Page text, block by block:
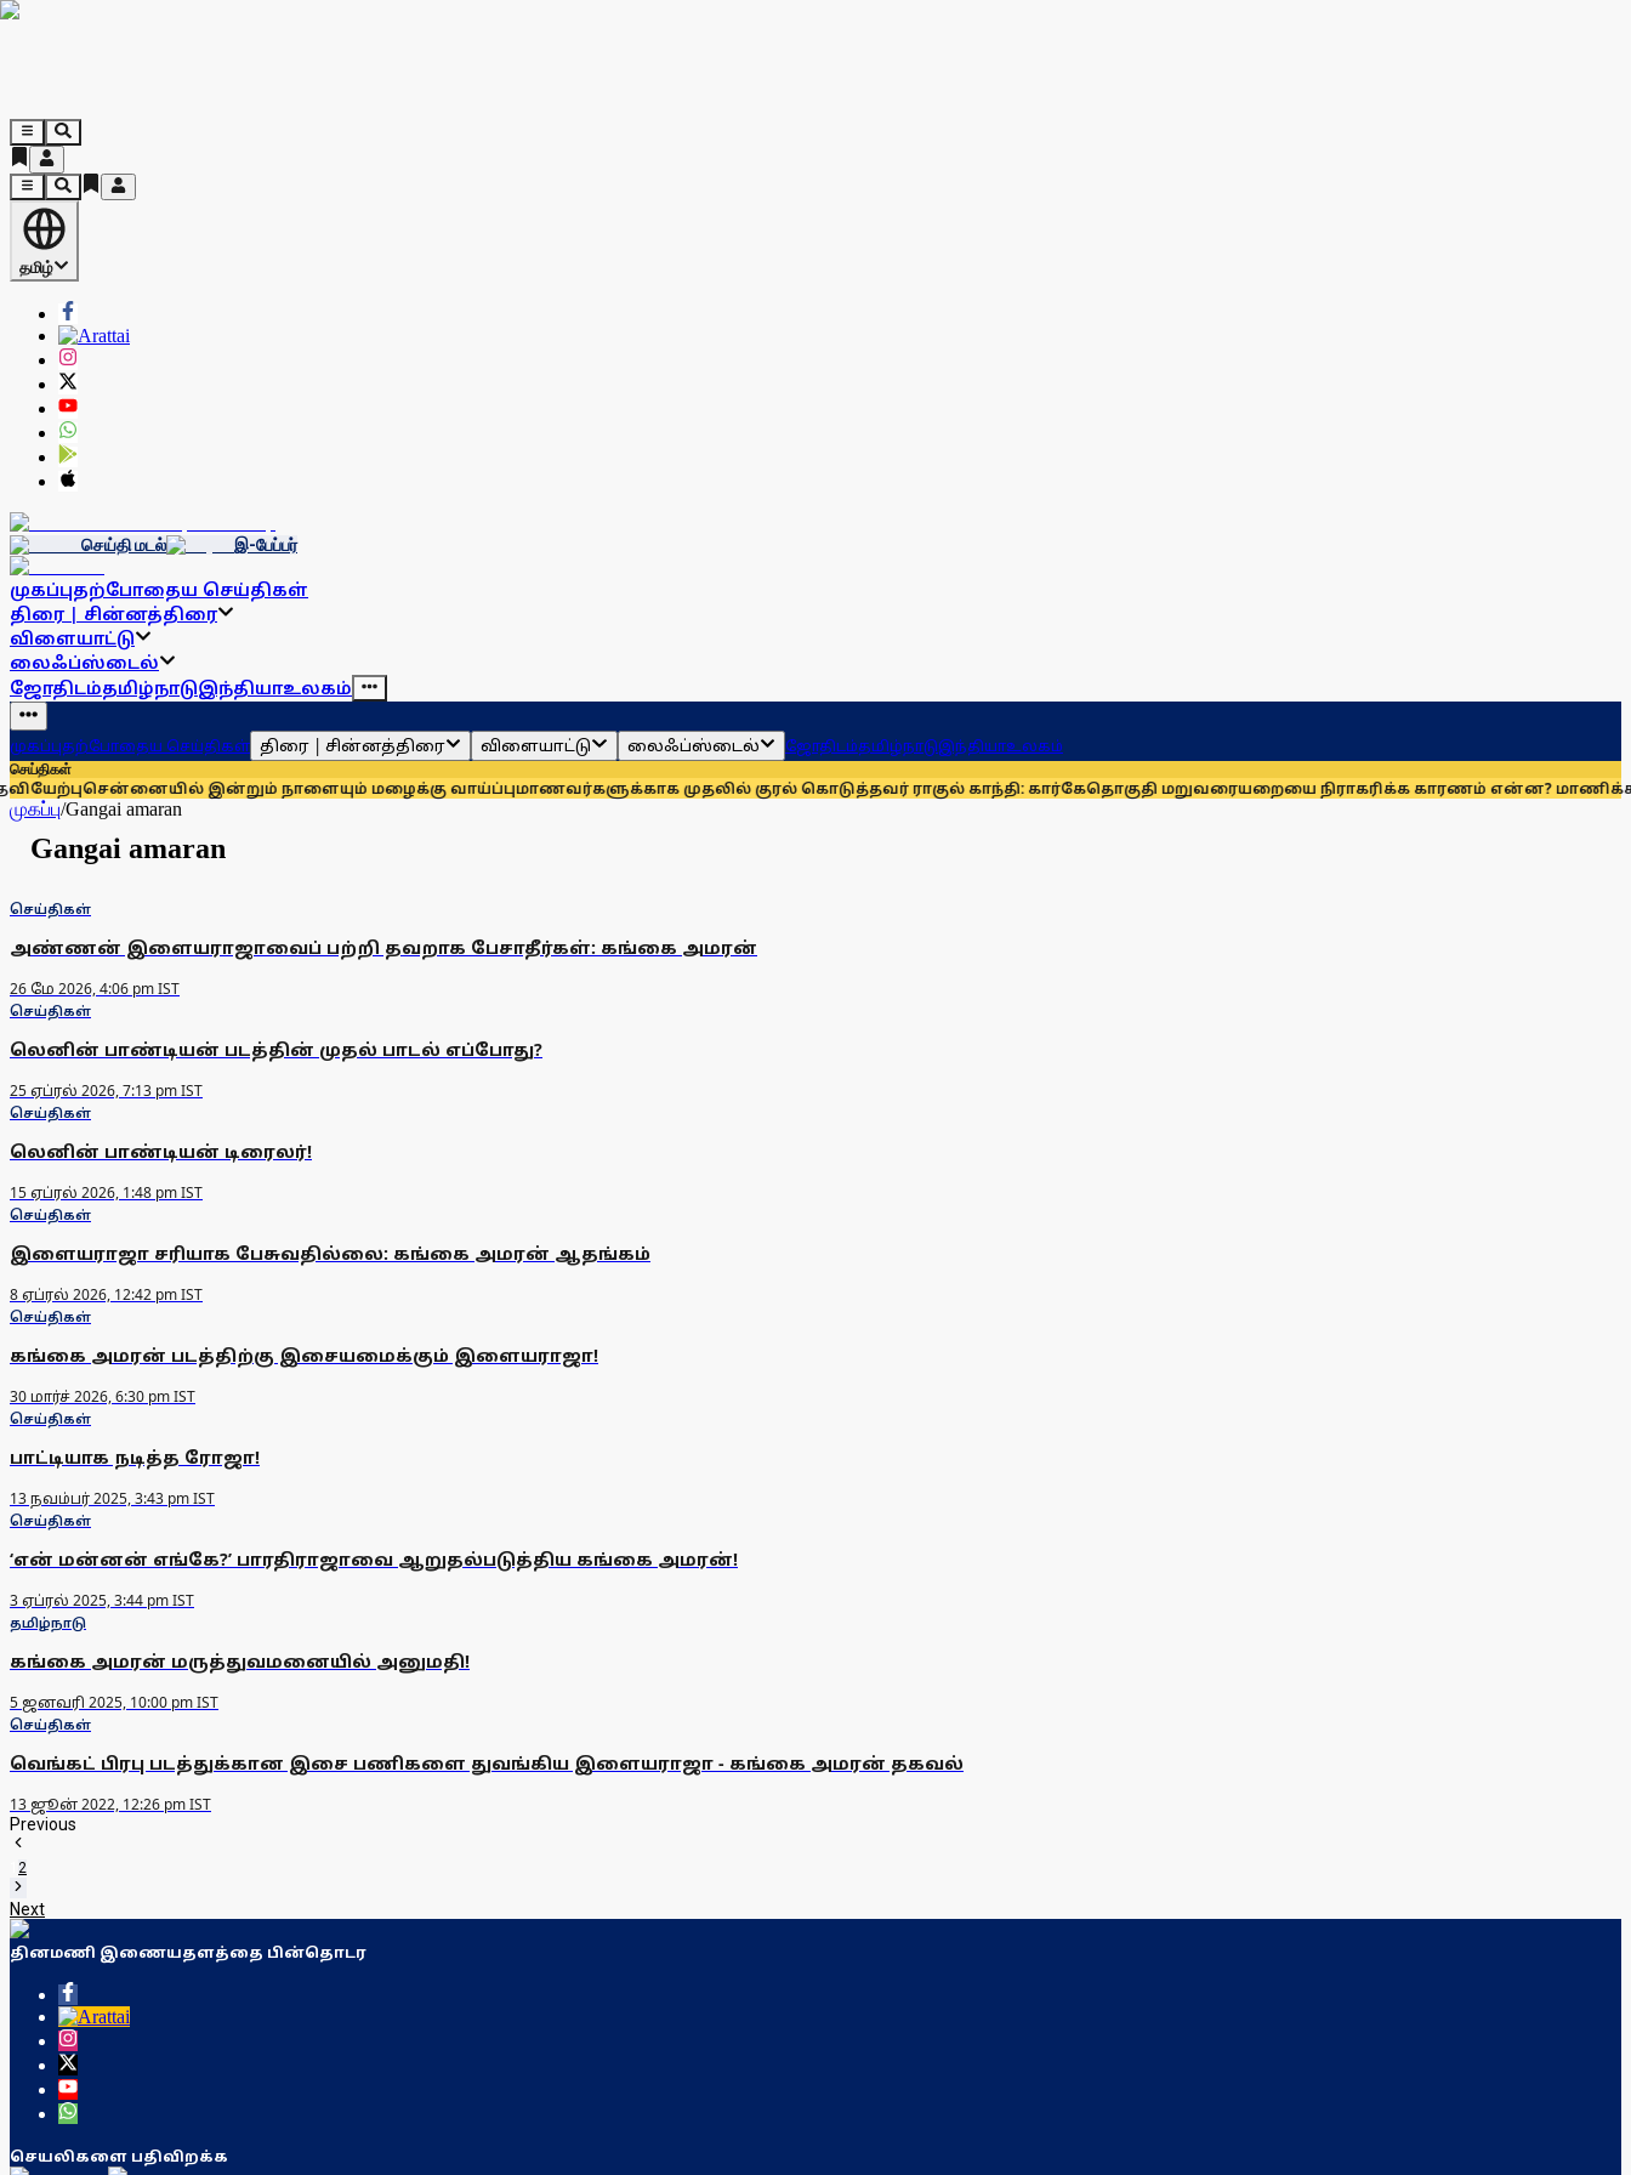
தமிழ்
செய்தி மடல் இ-பேப்பர்
முகப்புதற்போதைய செய்திகள்
திரை | சின்னத்திரை
விளையாட்டு
லைஃப்ஸ்டைல்
ஜோதிடம்தமிழ்நாடுஇந்தியாஉலகம்
முகப்புதற்போதைய செய்திகள் திரை | சின்னத்திரை விளையாட்டு லைஃப்ஸ்டைல் ஜோதிடம்தமிழ்நாடுஇந்தியாஉலகம்
செய்திகள்
சென்னையில் இன்றும் நாளையும் மழைக்கு வாய்ப்புமாணவர்களுக்காக முதலில் குரல் கொடுத்தவர் ராகுல் காந்தி: கார்கேதொகுதி மறுவரையறையை நிராகரிக்க காரணம் என்ன? மாணிக்கம்
முகப்பு/Gangai amaran
Gangai amaran
செய்திகள்
அண்ணன் இளையராஜாவைப் பற்றி தவறாக பேசாதீர்கள்: கங்கை அமரன்
26 மே 2026, 4:06 pm IST
செய்திகள்
லெனின் பாண்டியன் படத்தின் முதல் பாடல் எப்போது?
25 ஏப்ரல் 2026, 7:13 pm IST
செய்திகள்
லெனின் பாண்டியன் டிரைலர்!
15 ஏப்ரல் 2026, 1:48 pm IST
செய்திகள்
இளையராஜா சரியாக பேசுவதில்லை: கங்கை அமரன் ஆதங்கம்
8 ஏப்ரல் 2026, 12:42 pm IST
செய்திகள்
கங்கை அமரன் படத்திற்கு இசையமைக்கும் இளையராஜா!
30 மார்ச் 2026, 6:30 pm IST
செய்திகள்
பாட்டியாக நடித்த ரோஜா!
13 நவம்பர் 2025, 3:43 pm IST
செய்திகள்
‘என் மன்னன் எங்கே?’ பாரதிராஜாவை ஆறுதல்படுத்திய கங்கை அமரன்!
3 ஏப்ரல் 2025, 3:44 pm IST
தமிழ்நாடு
கங்கை அமரன் மருத்துவமனையில் அனுமதி!
5 ஜனவரி 2025, 10:00 pm IST
செய்திகள்
வெங்கட் பிரபு படத்துக்கான இசை பணிகளை துவங்கிய இளையராஜா - கங்கை அமரன் தகவல்
13 ஜூன் 2022, 12:26 pm IST
Previous
2
Next
தினமணி இணையதளத்தை பின்தொடர
செயலிகளை பதிவிறக்க